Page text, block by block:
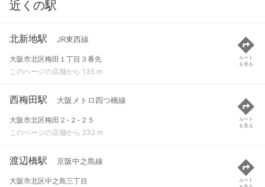
近くの駅
北新地駅 JR東西線
大阪市北区梅田１丁目３番先
このページの店舗から 135 m
ルート
を見る
西梅田駅 大阪メトロ四つ橋線
大阪市北区梅田２-２-２５
このページの店舗から 232 m
ルート
を見る
渡辺橋駅 京阪中之島線
大阪市北区中之島三丁目
ルート